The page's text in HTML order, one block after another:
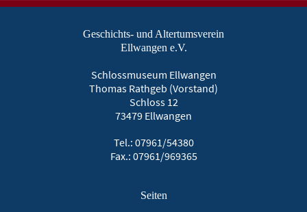
Geschichts- und Altertumsverein
Ellwangen e.V.
Schlossmuseum Ellwangen
Thomas Rathgeb (Vorstand)
Schloss 12
73479 Ellwangen
Tel.: 07961/54380
Fax.: 07961/969365
Seiten